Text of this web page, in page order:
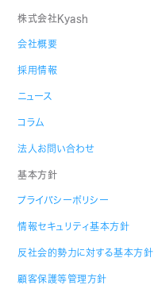
株式会社Kyash
会社概要
採用情報
ニュース
コラム
法人お問い合わせ
基本方針
プライバシーポリシー
情報セキュリティ基本方針
反社会的勢力に対する基本方針
顧客保護等管理方針